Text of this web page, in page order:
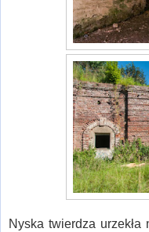
Nyska twierdza